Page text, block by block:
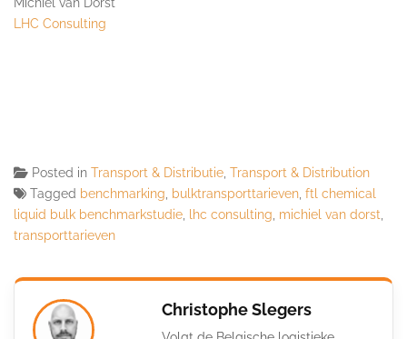
LHC Consulting
Posted in Transport & Distributie Transport & Distribution
Tagged benchmarking bulktransporttarieven ftl chemical
liquid bulk benchmarkstudie
lhc consulting michiel van dorst
transporttarieven
Christophe Slegers